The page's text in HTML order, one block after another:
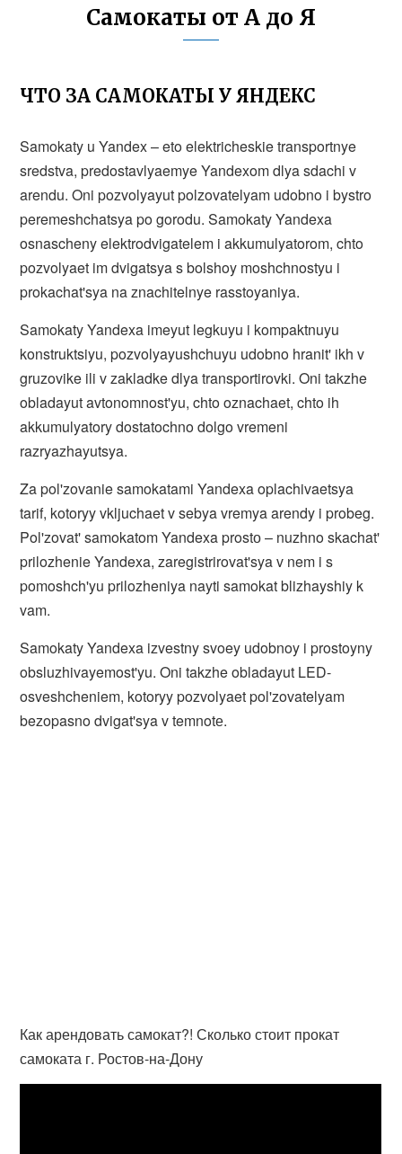
Самокаты от А до Я
ЧТО ЗА САМОКАТЫ У ЯНДЕКС
Samokaty u Yandex – eto elektricheskie transportnye
sredstva, predostavlyaemye Yandexom dlya sdachi v
arendu. Oni pozvolyayut polzovatelyam udobno i bystro
peremeshchatsya po gorodu. Samokaty Yandexa
osnascheny elektrodvigatelem i akkumulyatorom, chto
pozvolyaet im dvigatsya s bolshoy moshchnostyu i
prokachat'sya na znachitelnye rasstoyaniya.
Samokaty Yandexa imeyut legkuyu i kompaktnuyu
konstruktsiyu, pozvolyayushchuyu udobno hranit' ikh v
gruzovike ili v zakladke dlya transportirovki. Oni takzhe
obladayut avtonomnost'yu, chto oznachaet, chto ih
akkumulyatory dostatochno dolgo vremeni
razryazhayutsya.
Za pol'zovanie samokatami Yandexa oplachivaetsya
tarif, kotoryy vkljuchaet v sebya vremya arendy i probeg.
Pol'zovat' samokatom Yandexa prostо – nuzhno skachat'
prilozhenie Yandexa, zaregistrirovat'sya v nem i s
pomoshch'yu prilozheniya nayti samokat blizhayshiy k
vam.
Samokaty Yandexa izvestny svoey udobnoy i prostoyny
obsluzhivayemost'yu. Oni takzhe obladayut LED-
osveshcheniem, kotoryy pozvolyaet pol'zovatelyam
bezopasno dvigat'sya v temnotе.
Как арендовать самокат?! Сколько стоит прокат
самоката г. Ростов-на-Дону